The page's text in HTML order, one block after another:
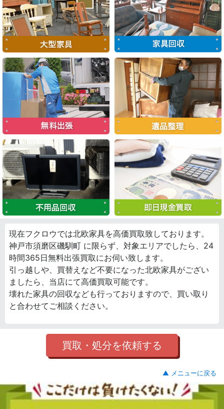
現在フクロウでは北欧家具を高価買取致しております。
神戸市須磨区磯馴町 に限らず、対象エリアでしたら、24
時間365日無料出張買取にお伺い致します。
引っ越しや、買替えなど不要になった北欧家具がござい
ましたら、当店にて高価買取可能です。
壊れた家具の回収なども行っておりますので、買い取り
と合わせてご相談ください。
買取・処分を依頼する
▲ メニューに戻る